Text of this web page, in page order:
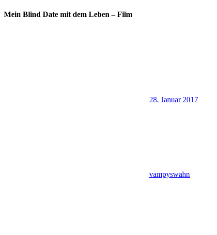
Mein Blind Date mit dem Leben – Film
28. Januar 2017
vampyswahn